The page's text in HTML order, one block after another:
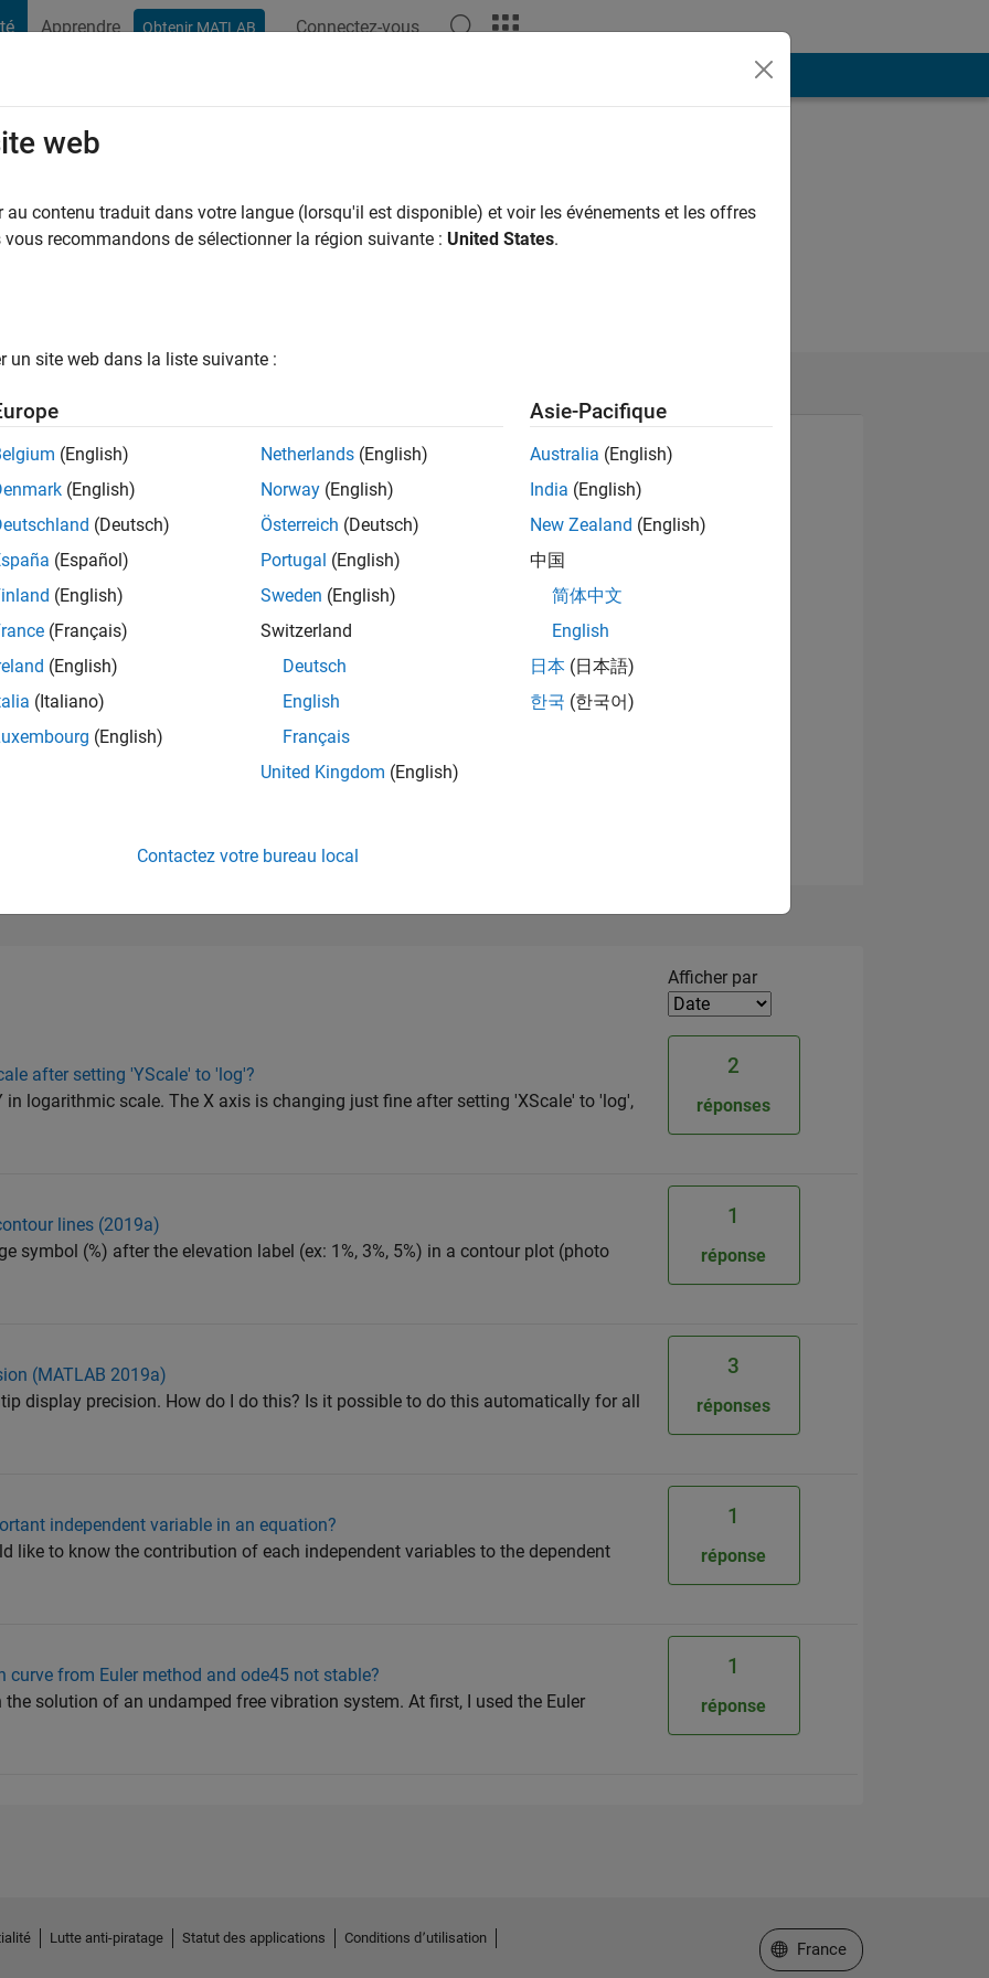
Apprendre Obtenir MATLAB Connectez-vous
il y a|Actif depuis 2021
0
of 302 028
Afficher les badges
Filter2
Afficher par
after setting 'YScale' to 'log'?
in logarithmic scale. The X axis is changing just fine after setting 'XScale' to 'log',
2
réponses
lines (2019a)
symbol (%) after the elevation label (ex: 1%, 3%, 5%) in a contour plot (photo
1
réponse
(MATLAB 2019a)
display precision. How do I do this? Is it possible to do this automatically for all
3
réponses
independent variable in an equation?
like to know the contribution of each independent variables to the dependent
1
réponse
curve from Euler method and ode45 not stable?
the solution of an undamped free vibration system. At first, I used the Euler
1
réponse
web
au contenu traduit dans votre langue (lorsqu'il est disponible) et voir les événements et les offres
vous recommandons de sélectionner la région suivante : United States.
un site web dans la liste suivante :
(English)
(English)
(Deutsch)
(Español)
(English)
(Français)
(English)
(Italiano)
(English)
Netherlands (English)
Norway (English)
Österreich (Deutsch)
Portugal (English)
Sweden (English)
Switzerland
Deutsch
English
Français
United Kingdom (English)
Asie-Pacifique
Australia (English)
India (English)
New Zealand (English)
中国
简体中文
English
日本 (日本語)
한국 (한국어)
Contactez votre bureau local
Lutte anti-piratage Statut des applications
Conditions d՚utilisation
Sélectionner un site web
France